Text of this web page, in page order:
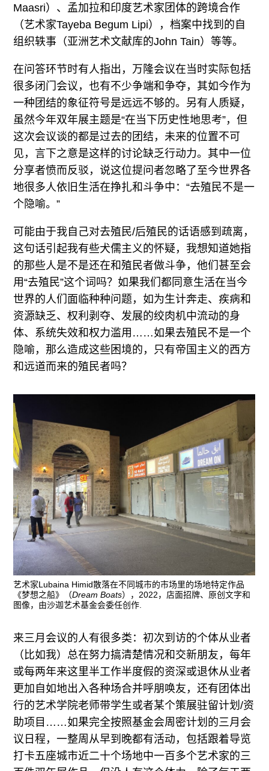
Maasri）、孟加拉和印度艺术家团体的跨境合作
（艺术家Tayeba Begum Lipi），档案中找到的自
组织轶事（亚洲艺术文献库的John Tain）等等。
在问答环节时有人指出，万隆会议在当时实际包括
很多闭门会议，也有不少争端和争夺，其如今作为
一种团结的象征符号是远远不够的。另有人质疑，
虽然今年双年展主题是“在当下历史性地思考”，但
这次会议谈的都是过去的团结，未来的位置不可
见，言下之意是这样的讨论缺乏行动力。其中一位
分享者愤而反驳，说这位提问者忽略了至今世界各
地很多人依旧生活在挣扎和斗争中：“去殖民不是一
个隐喻。”
可能由于我自己对去殖民/后殖民的话语感到疏离，
这句话引起我有些犬儒主义的怀疑，我想知道她指
的那些人是不是还在和殖民者做斗争，他们甚至会
用“去殖民”这个词吗？如果我们都同意生活在当今
世界的人们面临种种问题，如为生计奔走、疾病和
资源缺乏、权利剥夺、发展的绞肉机中流动的身
体、系统失效和权力滥用……如果去殖民不是一个
隐喻，那么造成这些困境的，只有帝国主义的西方
和远道而来的殖民者吗？
艺术家Lubaina Himid散落在不同城市的市场里的场地特定作品
《梦想之船》（Dream Boats），2022，店面招牌、原创文字和
图像，由沙迦艺术基金会委任创作.
来三月会议的人有很多类：初次到访的个体从业者
（比如我）总在努力搞清楚情况和交新朋友，每年
或每两年来这里半工作半度假的资深或退休从业者
更加自如地出入各种场合并呼朋唤友，还有团体出
行的艺术学院老师带学生或者某个策展驻留计划/资
助项目……如果完全按照基金会周密计划的三月会
议日程，一整周从早到晚都有活动，包括跟着导览
打卡五座城市近二十个场地中一百多个艺术家的三